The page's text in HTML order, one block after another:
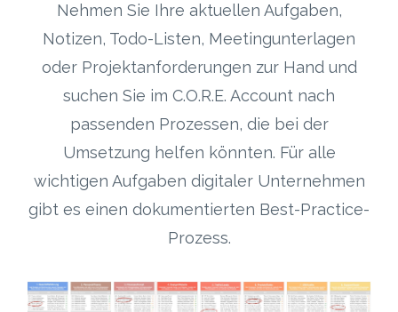
Nehmen Sie Ihre aktuellen Aufgaben,
Notizen, Todo-Listen, Meetingunterlagen
oder Projektanforderungen zur Hand und
suchen Sie im C.O.R.E. Account nach
passenden Prozessen, die bei der
Umsetzung helfen könnten. Für alle
wichtigen Aufgaben digitaler Unternehmen
gibt es einen dokumentierten Best-Practice-
Prozess.